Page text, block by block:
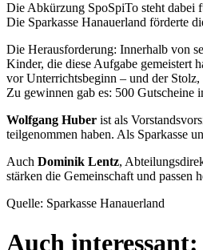
Die Abkürzung SpoSpiTo steht dabei
Die Sparkasse Hanauerland förderte
Die Herausforderung: Innerhalb von
Kinder, die diese Aufgabe gemeistert
vor Unterrichtsbeginn – und der
Zu gewinnen gab es: 500
Wolfgang Huber ist als
teilgenommen haben. Als Sparkasse
Auch Dominik Lentz,
stärken die Gemeinschaft und passen
Quelle: Sparkasse Hanauerland
Auch interessant: